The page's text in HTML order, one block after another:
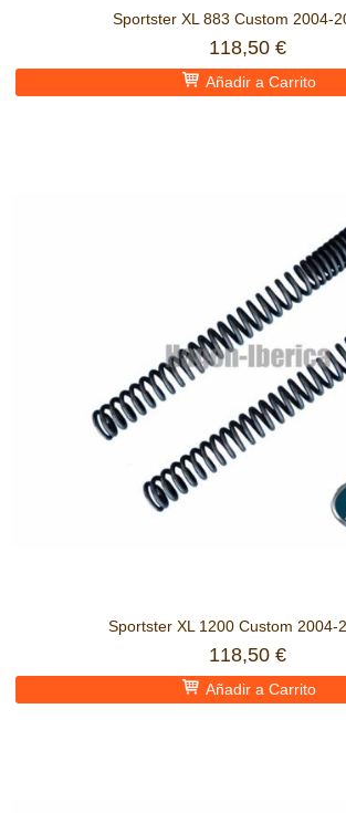
Sportster XL 883 Custom 2004-
118,50 €
Añadir a Carrito
Sportster XL 1200 Custom 2004-
118,50 €
Añadir a Carrito